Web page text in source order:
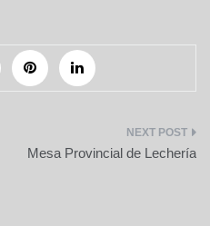
Mesa Provincial de Lechería